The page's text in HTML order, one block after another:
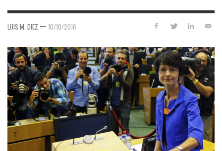
LUIS M. DIEZ — 10/10/2016